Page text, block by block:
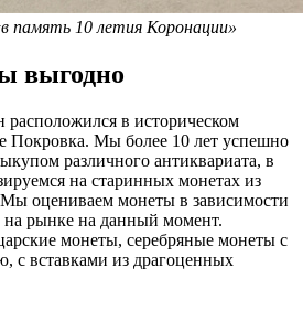
память 10 летия Коронации»
выгодно
в историческом
Покровка. Мы более 10 лет успешно
различного антиквариата, в
на старинных монетах из
оцениваем монеты в зависимости
на рынке на данный момент.
монеты, серебряные монеты с
с вставками из драгоценных